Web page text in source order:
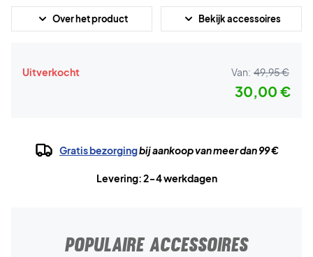
Over het product Bekijk accessoires
Uitverkocht Van: 49,95 €
30,00 €
Gratis bezorgingbij aankoop van meer dan 99 €
Levering: 2-4 werkdagen
POPULAIRE ACCESSOIRES